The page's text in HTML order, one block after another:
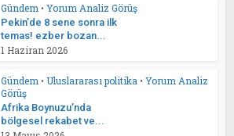
Gündem • Yorum Analiz Görüş
Pekin’de 8 sene sonra ilk
temas! ezber bozan...
1 Haziran 2026
Gündem • Uluslararası politika • Yorum Analiz
Görüş
Afrika Boynuzu’nda
bölgesel rekabet ve...